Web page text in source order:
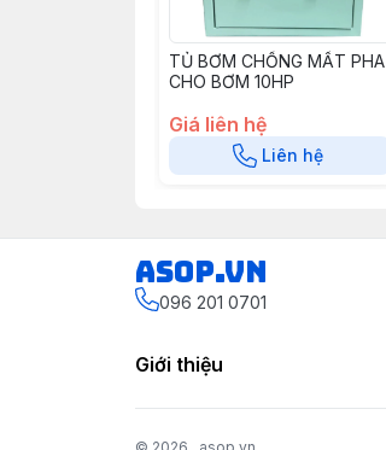
TỦ BƠM CHỐNG MẤT PHA
CHO BƠM 10HP
Giá liên hệ
Liên hệ
asop.vn
096 201 0701
Giới thiệu